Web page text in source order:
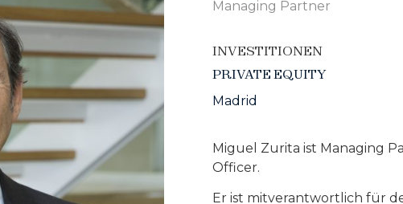
Managing Partner
INVESTITIONEN
PRIVATE EQUITY
Madrid
Miguel Zurita ist Managing
Officer.
Er ist mitverantwortlich für